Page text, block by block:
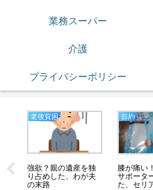
業務スーパー
介護
プライバシーポリシー
老後貧困
強欲？親の遺産を独
り占めした、わが夫
の末路
節約
膝が痛い
サポータ
た、セリ